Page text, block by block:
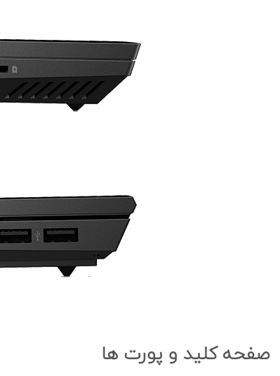
صفحه کلید و پورت ها